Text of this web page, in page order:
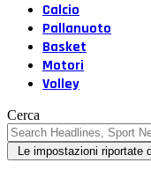
Calcio
Pallanuoto
Basket
Motori
Volley
Cerca